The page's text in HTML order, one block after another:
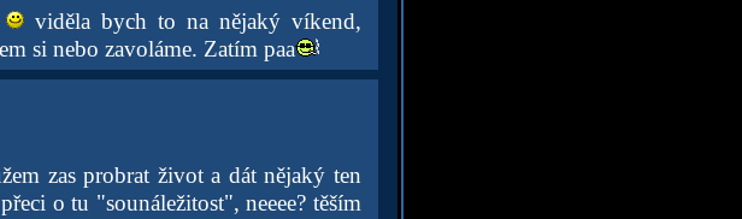
viděla bych to na nějaký víkend,
si nebo zavoláme. Zatím paa
zas probrat život a dát nějaký ten
o tu "sounáležitost", neeee? těším